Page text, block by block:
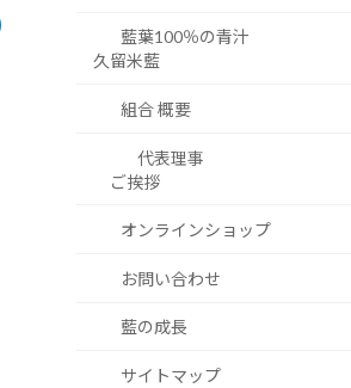
藍葉100％の青汁
久留米藍
組合 概要
代表理事
ご挨拶
オンラインショップ
お問い合わせ
藍の成長
サイトマップ